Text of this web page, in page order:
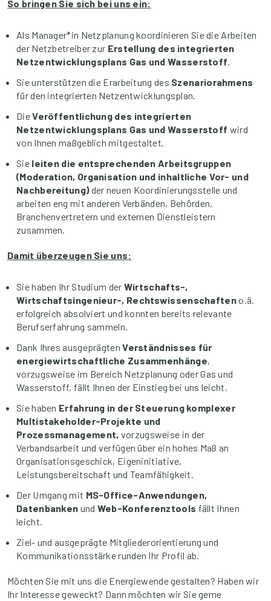
So bringen Sie sich bei uns ein:
Als Manager*in Netzplanung koordinieren Sie die Arbeiten
der Netzbetreiber zur Erstellung des integrierten
Netzentwicklungsplans Gas und Wasserstoff.
Sie unterstützen die Erarbeitung des Szenariorahmens
für den integrierten Netzentwicklungsplan.
DieVeröffentlichung des integrierten
Netzentwicklungsplans Gas und Wasserstoff wird
von Ihnen maßgeblich mitgestaltet.
Sie leiten die entsprechenden Arbeitsgruppen
(Moderation, Organisation und inhaltliche Vor- und
Nachbereitung)der neuen Koordinierungsstelle und
arbeiten eng mit anderen Verbänden, Behörden,
Branchenvertretern und externen Dienstleistern
zusammen.
Damit überzeugen Sie uns:
Sie haben Ihr Studium der Wirtschafts-,
Wirtschaftsingenieur-, Rechtswissenschafteno.ä.
erfolgreich absolviert und konnten bereits relevante
Berufserfahrung sammeln.
Dank Ihres ausgeprägtenVerständnisses für
energiewirtschaftliche Zusammenhänge,
vorzugsweise im Bereich Netzplanung oder Gas und
Wasserstoff, fällt Ihnen der Einstieg bei uns leicht.
Sie haben Erfahrung in der Steuerung komplexer
Multistakeholder-Projekte und
Prozessmanagement, vorzugsweise in der
Verbandsarbeit und verfügen über ein hohes Maß an
Organisationsgeschick, Eigeninitiative,
Leistungsbereitschaft und Teamfähigkeit.
Der Umgang mit MS-Office-Anwendungen,
Datenbanken und Web-Konferenztools fällt Ihnen
leicht.
Ziel- und ausgeprägte Mitgliederorientierung und
Kommunikationsstärke runden Ihr Profil ab.
Möchten Sie mit uns die Energiewende gestalten? Haben wir
Ihr Interesse geweckt? Dann möchten wir Sie gerne